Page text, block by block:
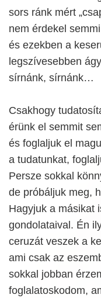
sors ránk mért
nem érdekel
és ezekben a
legszívesebben
sírnánk, sírnánk…
Csakhogy
érünk el semmit
és foglaljuk el
a tudatunkat,
Persze sokkal
de próbáljuk meg,
Hagyjuk a másikat
gondolataival. Én
ceruzát veszek a
ami csak az
sokkal jobban
foglalatoskodom,